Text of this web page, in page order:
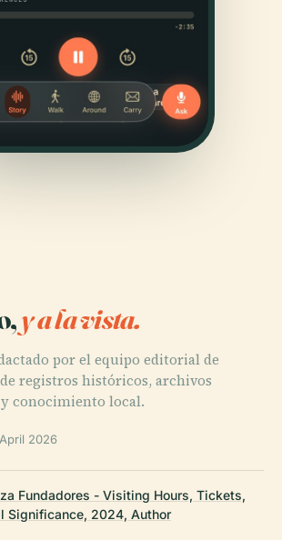
y a la vista.
por el equipo editorial de
registros históricos, archivos
conocimiento local.
2026
Fundadores - Visiting Hours, Tickets,
Significance, 2024, Author